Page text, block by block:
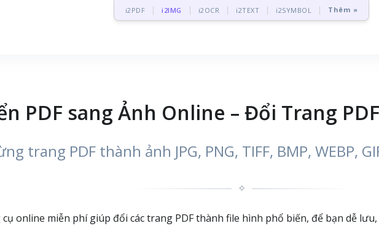
i2PDF i2IMG i2OCR i2TEXT i2SYMBOL Thêm »
PDF sang Ảnh Online – Đổi Trang
trang PDF thành ảnh JPG, PNG, TIFF, BMP, WEBP,
✧
cụ online miễn phí giúp đổi các trang PDF thành file hình phổ biến, để bạn dễ